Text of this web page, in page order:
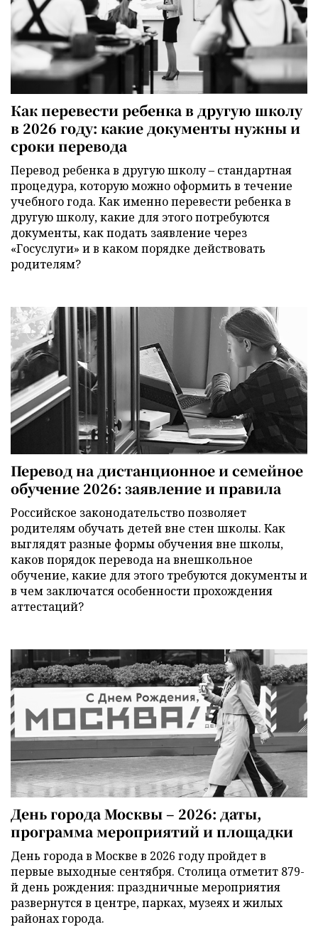
Как перевести ребенка в другую школу
в 2026 году: какие документы нужны и
сроки перевода
Перевод ребенка в другую школу – стандартная
процедура, которую можно оформить в течение
учебного года. Как именно перевести ребенка в
другую школу, какие для этого потребуются
документы, как подать заявление через
«Госуслуги» и в каком порядке действовать
родителям?
Перевод на дистанционное и семейное
обучение 2026: заявление и правила
Российское законодательство позволяет
родителям обучать детей вне стен школы. Как
выглядят разные формы обучения вне школы,
каков порядок перевода на внешкольное
обучение, какие для этого требуются документы и
в чем заключатся особенности прохождения
аттестаций?
День города Москвы – 2026: даты,
программа мероприятий и площадки
День города в Москве в 2026 году пройдет в
первые выходные сентября. Столица отметит 879-
й день рождения: праздничные мероприятия
развернутся в центре, парках, музеях и жилых
районах города.